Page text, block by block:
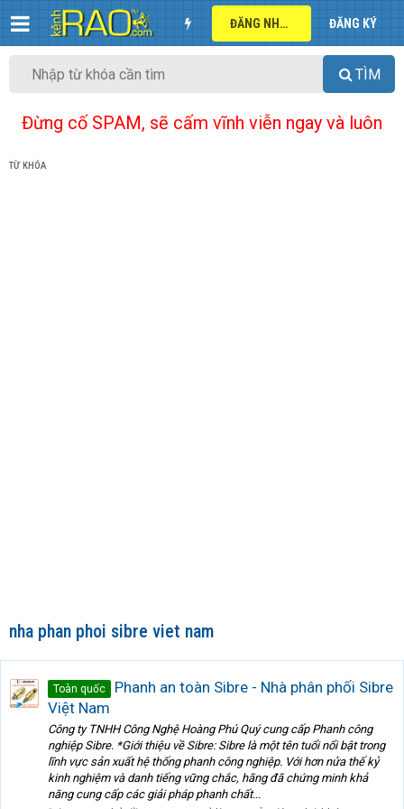
ĐĂNG NHẬP ĐĂNG KÝ
TÌM
Đừng cố SPAM, sẽ cấm vĩnh viễn ngay và luôn
TỪ KHÓA
nha phan phoi sibre viet nam
Toàn quốc
Phanh an toàn Sibre - Nhà phân phối Sibre
Việt Nam
Công ty TNHH Công Nghệ Hoàng Phú Quý cung cấp Phanh công
nghiệp Sibre. *Giới thiệu về Sibre: Sibre là một tên tuổi nổi bật trong
lĩnh vực sản xuất hệ thống phanh công nghiệp. Với hơn nửa thế kỷ
kinh nghiệm và danh tiếng vững chắc, hãng đã chứng minh khả
năng cung cấp các giải pháp phanh chất...